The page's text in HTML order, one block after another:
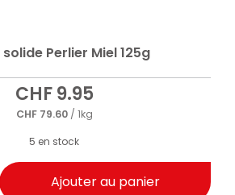
Perlier Miel 125g
CHF9.95
CHF79.60/ 1kg
5 en stock
Ajouter au panier